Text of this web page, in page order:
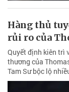
Hàng thủ
rủi ro của
Quyết định kiên trì
thương của
Tam Sư bộc lộ